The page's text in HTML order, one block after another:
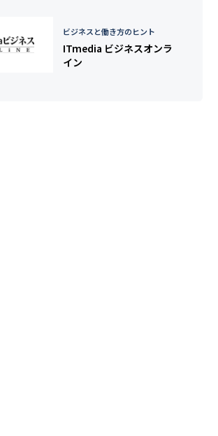
ビジネスと働き方のヒント
ITmedia ビジネスオンラ
イン